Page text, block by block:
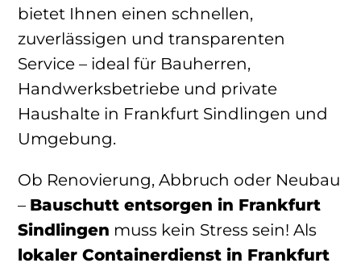
bietet Ihnen einen schnellen,
zuverlässigen und transparenten
Service – ideal für Bauherren,
Handwerksbetriebe und private
Haushalte in Frankfurt Sindlingen und
Umgebung.
Ob Renovierung, Abbruch oder Neubau
– Bauschutt entsorgen in Frankfurt
Sindlingen muss kein Stress sein! Als
lokaler Containerdienst in Frankfurt